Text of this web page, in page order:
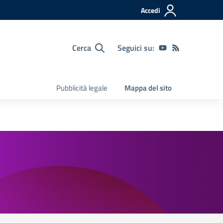
Accedi
Cerca Seguici su:
Pubblicità legale Mappa del sito